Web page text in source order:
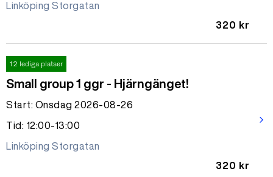
Linköping Storgatan
320 kr
12 lediga platser
Small group 1 ggr - Hjärngänget!
Start: Onsdag 2026-08-26
Tid: 12:00-13:00
Linköping Storgatan
320 kr
arrow_forward_ios